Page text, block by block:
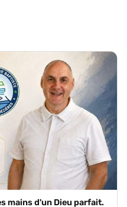
mains d'un Dieu parfait.